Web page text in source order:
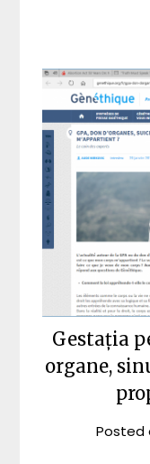
Gestația
organe,
Posted